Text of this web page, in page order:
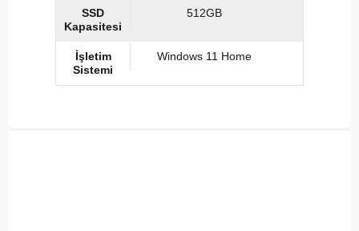
SSD
Kapasitesi
512GB
İşletim
Sistemi
Windows 11 Home